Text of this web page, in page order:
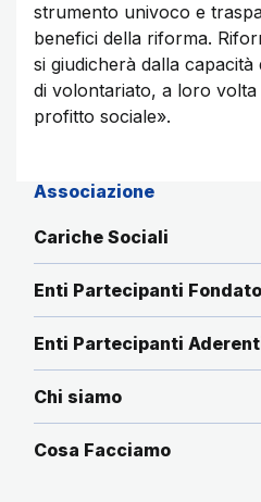
strumento univoco e
benefici della riforma.
si giudicherà dalla
di volontariato, a loro
profitto sociale».
Associazione
Cariche Sociali
Enti Partecipanti
Enti Partecipanti
Chi siamo
Cosa Facciamo